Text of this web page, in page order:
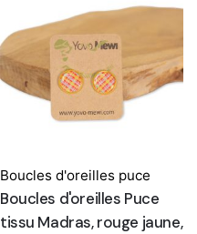
Boucles d'oreilles puce
Boucles d'oreilles Puce
tissu Madras, rouge jaune,